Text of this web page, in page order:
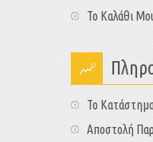
Το Καλάθι
Το
Αποστολή